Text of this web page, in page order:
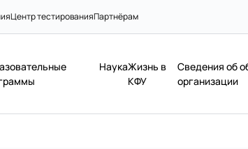
Центр тестированияПартнёрам
НаукаЖизнь в
КФУ
Сведения об
организации